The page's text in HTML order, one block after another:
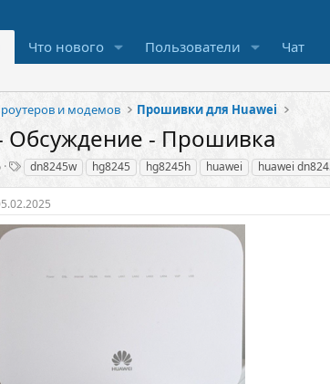
Что нового Пользователи Чат
и модемов Прошивки для Huawei
Обсуждение - Прошивка
Т
е
г
и
dn8245w hg8245 hg8245h huawei huawei